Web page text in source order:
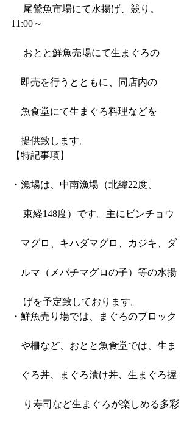
尾鷲魚市場にて水揚げ、競り。
11:00～
おとと鮮魚売場にて生まぐろの
即売を行うとともに、同店内の
魚食堂にて生まぐろ料理などを
提供致します。
【特記事項】
・漁場は、中南漁場（北緯22度、
東経148度）です。主にビンチョウ
マグロ、キハダマグロ、カジキ、ダ
ルマ（メバチマグロの子）等の水揚
げを予定致しております。
・鮮魚売り場では、まぐろのブロック
や柵など、おとと魚食堂では、生ま
ぐろ丼、まぐろ漬け丼、生まぐろ握
り寿司など生まぐろが楽しめる多彩